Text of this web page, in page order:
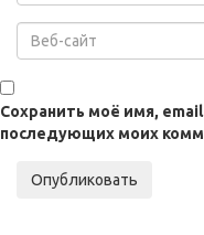
Сохранить моё имя,
последующих моих
Опубликовать